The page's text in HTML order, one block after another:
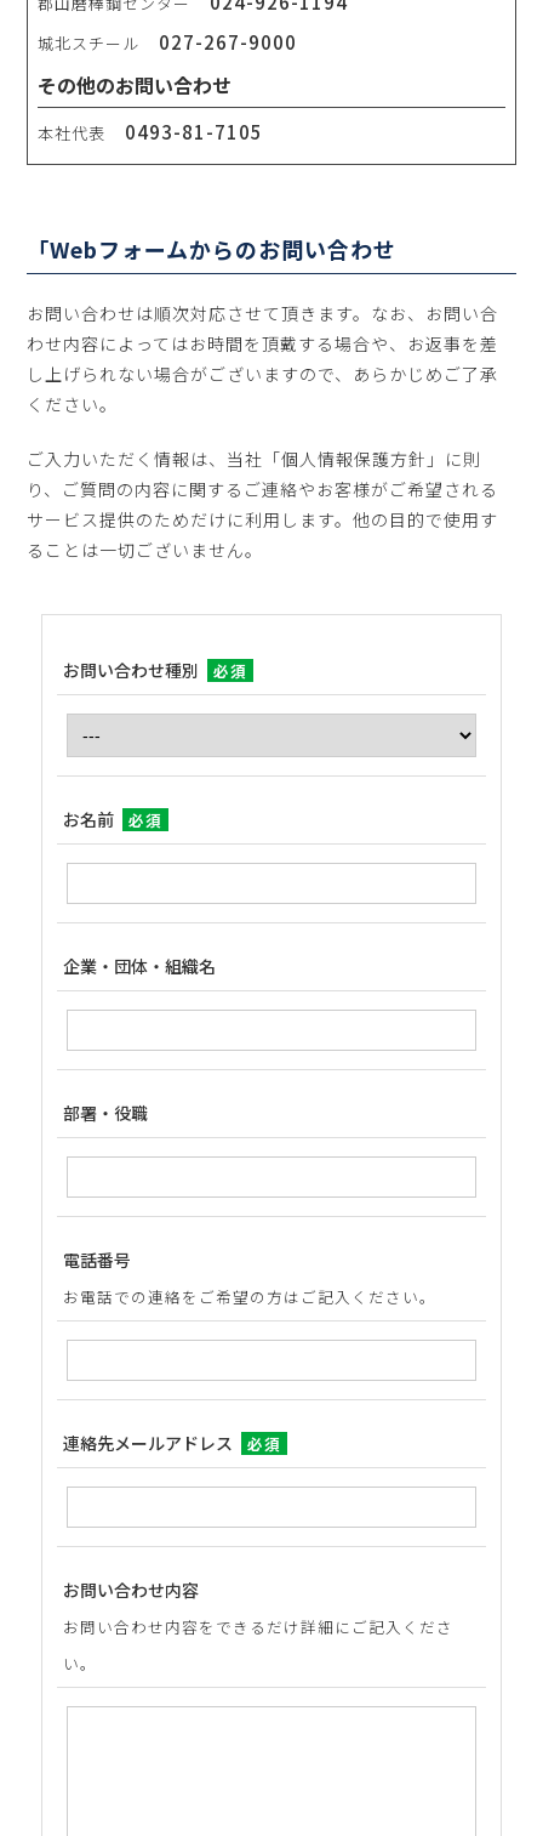
城北スチール 027-267-9000
その他のお問い合わせ
本社代表 0493-81-7105
「Webフォームからのお問い合わせ
お問い合わせは順次対応させて頂きます。なお、お問い合
わせ内容によってはお時間を頂戴する場合や、お返事を差
し上げられない場合がございますので、あらかじめご了承
ください。
ご入力いただく情報は、当社「個人情報保護方針」に則
り、ご質問の内容に関するご連絡やお客様がご希望される
サービス提供のためだけに利用します。他の目的で使用す
ることは一切ございません。
お問い合わせ種別 必須
お名前 必須
企業・団体・組織名
部署・役職
電話番号
お電話での連絡をご希望の方はご記入ください。
連絡先メールアドレス 必須
お問い合わせ内容
お問い合わせ内容をできるだけ詳細にご記入くださ
い。